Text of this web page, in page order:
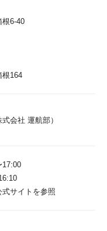
根6-40
根164
会社 運航部）
17:00
サイトを参照